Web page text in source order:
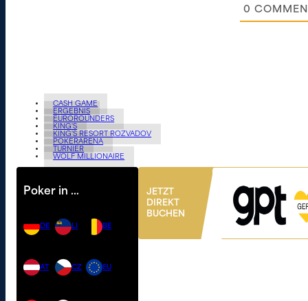
0
CASH GAME
ERGEBNIS
EUROROUNDERS
KING'S
KING'S RESORT ROZVADOV
POKERARENA
TURNIER
WOLF MILLIONAIRE
Poker in …
DE
AT
LI
CZ
BE
EU
JETZT
DIREKT
BUCHEN